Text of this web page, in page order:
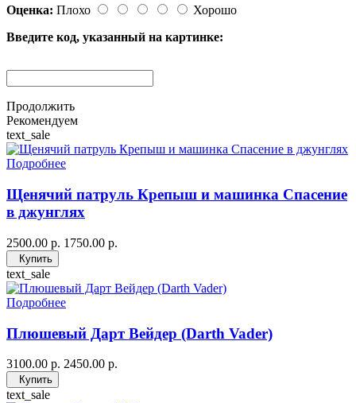
Оценка: Плохо
Хорошо
Введите код, указанный на картинке:
Продолжить
Рекомендуем
text_sale
Подробнее
Щенячий патруль Крепыш и машинка Спасение
в джунглях
2500.00 р. 1750.00 р.
Купить
text_sale
Подробнее
Плюшевый Дарт Вейдер (Darth Vader)
3100.00 р. 2450.00 р.
Купить
text_sale